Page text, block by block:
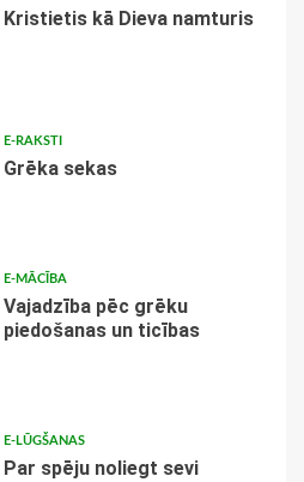
Kristietis kā Dieva namturis
E-RAKSTI
Grēka sekas
E-MĀCĪBA
Vajadzība pēc grēku
piedošanas un ticības
E-LŪGŠANAS
Par spēju noliegt sevi